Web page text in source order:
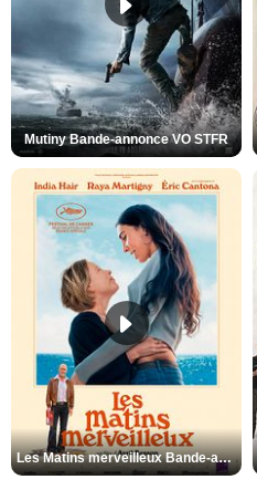
Mutiny Bande-annonce VO STFR
Les Matins merveilleux Bande-annonce VF